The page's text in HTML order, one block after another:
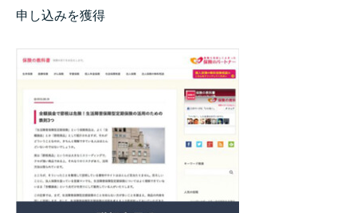
申し込みを獲得